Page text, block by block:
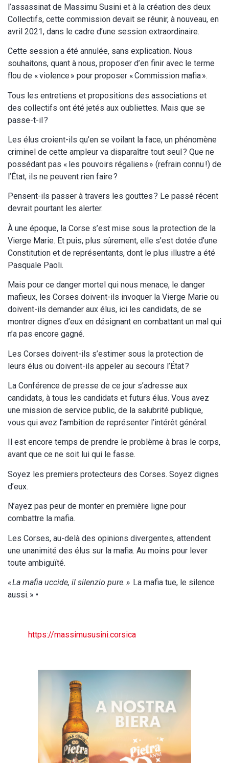
l’assassinat de Massimu Susini et à la création des deux
Collectifs, cette commission devait se réunir, à nouveau, en
avril 2021, dans le cadre d’une session extraordinaire.
Cette session a été annulée, sans explication. Nous
souhaitons, quant à nous, proposer d’en finir avec le terme
flou de « violence » pour proposer « Commission mafia ».
Tous les entretiens et propositions des associations et
des collectifs ont été jetés aux oubliettes. Mais que se
passe-t-il ?
Les élus croient-ils qu’en se voilant la face, un phénomène
criminel de cette ampleur va disparaître tout seul ? Que ne
possédant pas « les pouvoirs régaliens » (refrain connu !) de
l’État, ils ne peuvent rien faire ?
Pensent-ils passer à travers les gouttes ? Le passé récent
devrait pourtant les alerter.
À une époque, la Corse s’est mise sous la protection de la
Vierge Marie. Et puis, plus sûrement, elle s’est dotée d’une
Constitution et de représentants, dont le plus illustre a été
Pasquale Paoli.
Mais pour ce danger mortel qui nous menace, le danger
mafieux, les Corses doivent-ils invoquer la Vierge Marie ou
doivent-ils demander aux élus, ici les candidats, de se
montrer dignes d’eux en désignant en combattant un mal qui
n’a pas encore gagné.
Les Corses doivent-ils s’estimer sous la protection de
leurs élus ou doivent-ils appeler au secours l’État ?
La Conférence de presse de ce jour s’adresse aux
candidats, à tous les candidats et futurs élus. Vous avez
une mission de service public, de la salubrité publique,
vous qui avez l’ambition de représenter l’intérêt général.
Il est encore temps de prendre le problème à bras le corps,
avant que ce ne soit lui qui le fasse.
Soyez les premiers protecteurs des Corses. Soyez dignes
d’eux.
N’ayez pas peur de monter en première ligne pour
combattre la mafia.
Les Corses, au-delà des opinions divergentes, attendent
une unanimité des élus sur la mafia. Au moins pour lever
toute ambiguïté.
« La mafia uccide, il silenzio pure. » La mafia tue, le silence
aussi. » •
https://massimususini.corsica